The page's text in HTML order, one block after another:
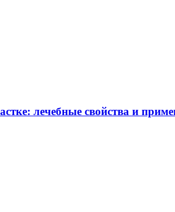
лечебные свойства и